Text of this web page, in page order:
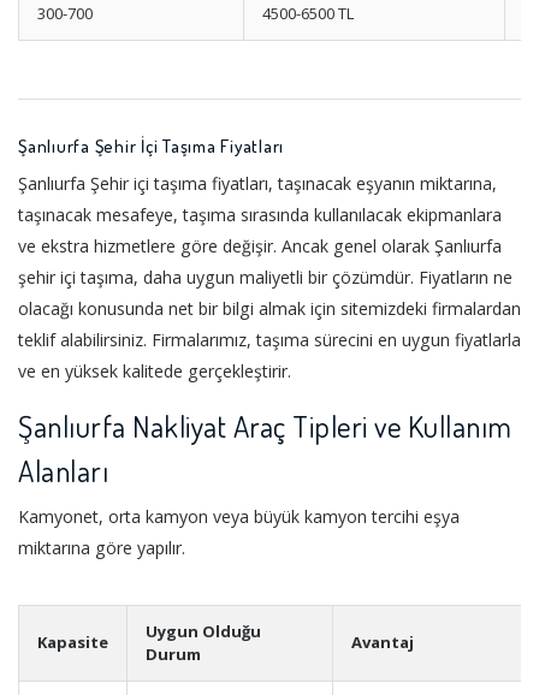
300-700 4500-6500 TL
Şanlıurfa Şehir İçi Taşıma Fiyatları
Şanlıurfa Şehir içi taşıma fiyatları, taşınacak eşyanın miktarına,
taşınacak mesafeye, taşıma sırasında kullanılacak ekipmanlara
ve ekstra hizmetlere göre değişir. Ancak genel olarak Şanlıurfa
şehir içi taşıma, daha uygun maliyetli bir çözümdür. Fiyatların ne
olacağı konusunda net bir bilgi almak için sitemizdeki firmalardan
teklif alabilirsiniz. Firmalarımız, taşıma sürecini en uygun fiyatlarla
ve en yüksek kalitede gerçekleştirir.
Şanlıurfa Nakliyat Araç Tipleri ve Kullanım
Alanları
Kamyonet, orta kamyon veya büyük kamyon tercihi eşya
miktarına göre yapılır.
Kapasite
Uygun Olduğu
Durum
Avantaj